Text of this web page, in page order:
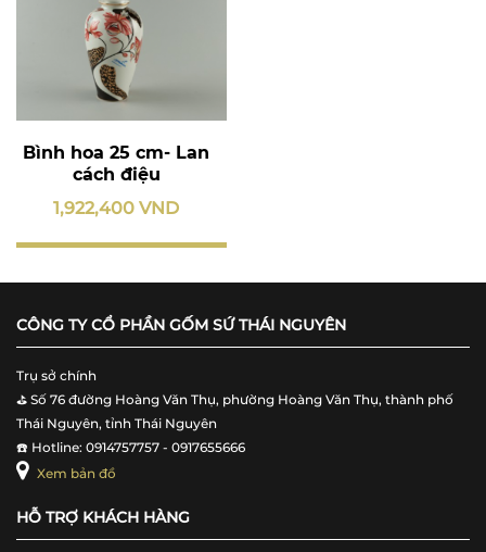
Bình hoa 25 cm- Lan
cách điệu
1,922,400 VND
CÔNG TY CỔ PHẦN GỐM SỨ THÁI NGUYÊN
Trụ sở chính
⛳️ Số 76 đường Hoàng Văn Thụ, phường Hoàng Văn Thụ, thành phố
Thái Nguyên, tỉnh Thái Nguyên
☎️ Hotline: 0914757757 - 0917655666
Xem bản đồ
HỖ TRỢ KHÁCH HÀNG